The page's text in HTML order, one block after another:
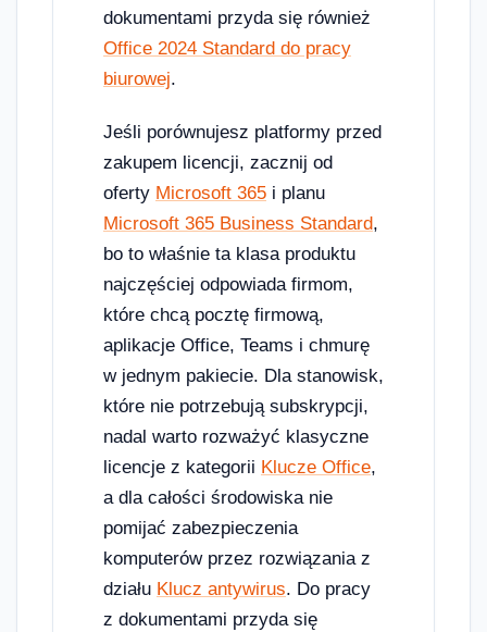
dokumentami przyda się również
Office 2024 Standard do pracy
biurowej.
Jeśli porównujesz platformy przed
zakupem licencji, zacznij od
oferty Microsoft 365 i planu
Microsoft 365 Business Standard,
bo to właśnie ta klasa produktu
najczęściej odpowiada firmom,
które chcą pocztę firmową,
aplikacje Office, Teams i chmurę
w jednym pakiecie. Dla stanowisk,
które nie potrzebują subskrypcji,
nadal warto rozważyć klasyczne
licencje z kategorii Klucze Office,
a dla całości środowiska nie
pomijać zabezpieczenia
komputerów przez rozwiązania z
działu Klucz antywirus. Do pracy
z dokumentami przyda się